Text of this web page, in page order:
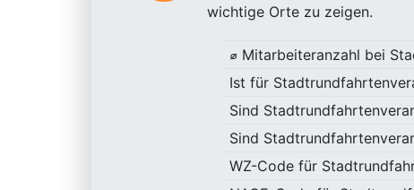
wichtige Orte zu zeigen.
⌀ Mitarbeiteranzahl bei
Ist für
Sind
Sind
WZ-Code für